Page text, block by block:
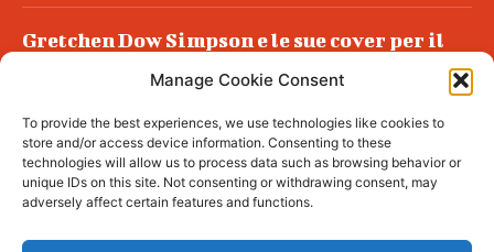
Manage Cookie Consent
To provide the best experiences, we use technologies like cookies to
store and/or access device information. Consenting to these
technologies will allow us to process data such as browsing behavior or
unique IDs on this site. Not consenting or withdrawing consent, may
adversely affect certain features and functions.
Gretchen Dow Simpson e le sue cover per il
Podlech, il Cile lo ha condannato
all’ergastolo
Era ubriaca…